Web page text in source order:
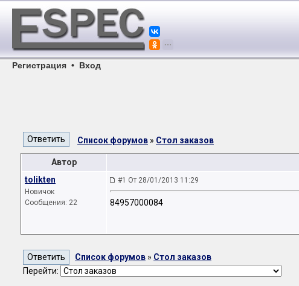
Регистрация • Вход
Список форумов » Стол заказов
Автор
tolikten
Новичок
Сообщения: 22
#1 От 28/01/2013 11:29
84957000084
Список форумов » Стол заказов
Перейти: